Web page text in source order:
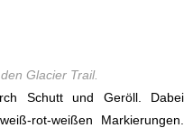
Glacier Trail.
Schutt und Geröll. Dabei
rot-weißen Markierungen.